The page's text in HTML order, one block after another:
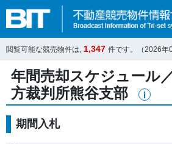
閲覧可能な競売物件は, 1,347 件です。（2026年
年間売却スケジュール
方裁判所熊谷支部
期間入札